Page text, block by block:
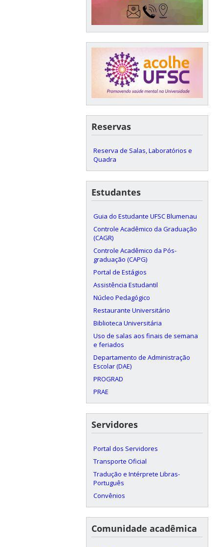
Reservas
Reserva de Salas, Laboratórios e
Quadra
Estudantes
Guia do Estudante UFSC Blumenau
Controle Acadêmico da Graduação
(CAGR)
Controle Acadêmico da Pós-
graduação (CAPG)
Portal de Estágios
Assistência Estudantil
Núcleo Pedagógico
Restaurante Universitário
Biblioteca Universitária
Uso de salas aos finais de semana
e feriados
Departamento de Administração
Escolar (DAE)
PROGRAD
PRAE
Servidores
Portal dos Servidores
Transporte Oficial
Tradução e Intérprete Libras-
Português
Convênios
Comunidade acadêmica